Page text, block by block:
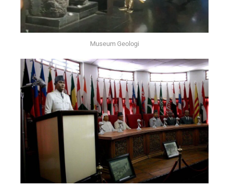
Semuanya merupakan hasil dari
pengumpulan selama kerja
lapangan di Indonesia sejak 1850.
Klik Di Sini
Museum Geologi